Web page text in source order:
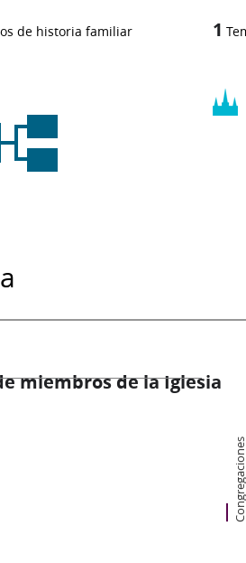
de historia familiar 1
miembros de la Iglesia